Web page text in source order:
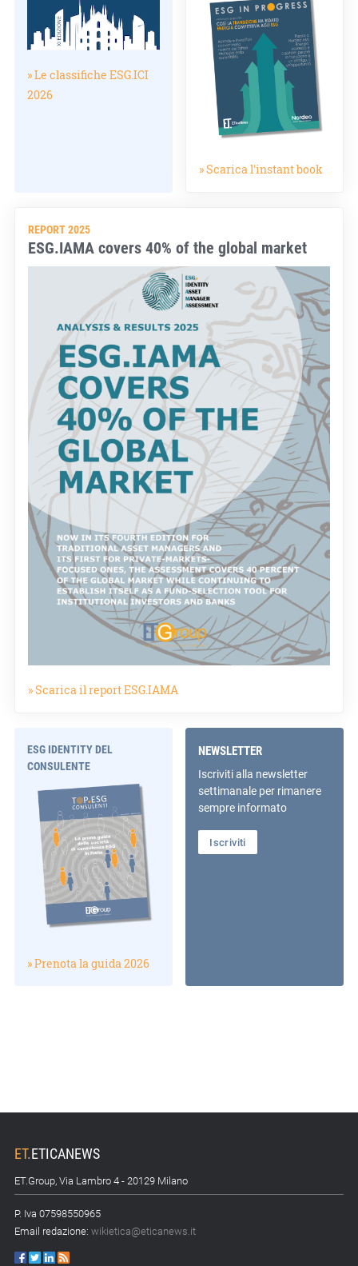
» Le classifiche ESG.ICI
2026
» Scarica l'instant book
REPORT 2025
ESG.IAMA covers 40% of the global market
» Scarica il report ESG.IAMA
ESG IDENTITY DEL
CONSULENTE
» Prenota la guida 2026
NEWSLETTER
Iscriviti alla newsletter
settimanale per rimanere
sempre informato
Iscriviti
ET.ETICANEWS
ET.Group, Via Lambro 4 - 20129 Milano
P. Iva 07598550965
Email redazione: wikietica@eticanews.it